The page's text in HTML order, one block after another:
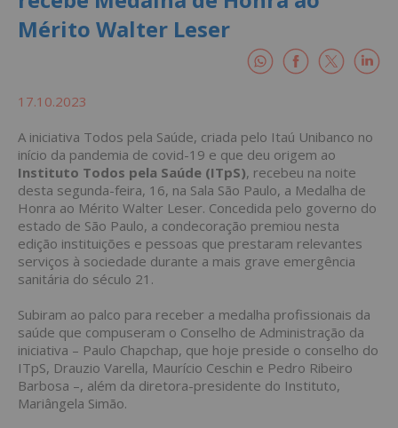
Mérito Walter Leser
17.10.2023
A iniciativa Todos pela Saúde, criada pelo Itaú Unibanco no
início da pandemia de covid-19 e que deu origem ao
Instituto Todos pela Saúde (ITpS), recebeu na noite
desta segunda-feira, 16, na Sala São Paulo, a Medalha de
Honra ao Mérito Walter Leser. Concedida pelo governo do
estado de São Paulo, a condecoração premiou nesta
edição instituições e pessoas que prestaram relevantes
serviços à sociedade durante a mais grave emergência
sanitária do século 21.
Subiram ao palco para receber a medalha profissionais da
saúde que compuseram o Conselho de Administração da
iniciativa – Paulo Chapchap, que hoje preside o conselho do
ITpS, Drauzio Varella, Maurício Ceschin e Pedro Ribeiro
Barbosa –, além da diretora-presidente do Instituto,
Mariângela Simão.